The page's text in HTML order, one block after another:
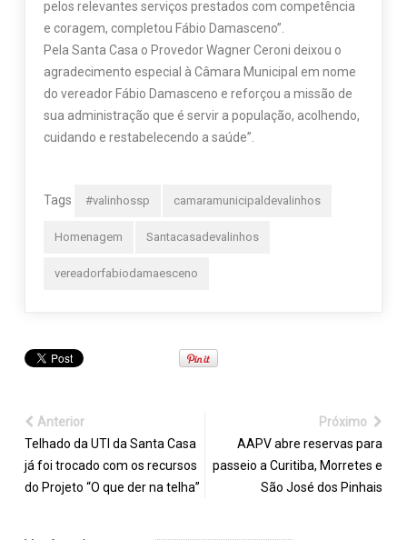
pelos relevantes serviços prestados com competência
e coragem, completou Fábio Damasceno”.
Pela Santa Casa o Provedor Wagner Ceroni deixou o
agradecimento especial à Câmara Municipal em nome
do vereador Fábio Damasceno e reforçou a missão de
sua administração que é servir a população, acolhendo,
cuidando e restabelecendo a saúde”.
Tags #valinhossp camaramunicipaldevalinhos
Homenagem Santacasadevalinhos
vereadorfabiodamaesceno
Anterior
Telhado da UTI da Santa Casa
já foi trocado com os recursos
do Projeto “O que der na telha”
Próximo
AAPV abre reservas para
passeio a Curitiba, Morretes e
São José dos Pinhais